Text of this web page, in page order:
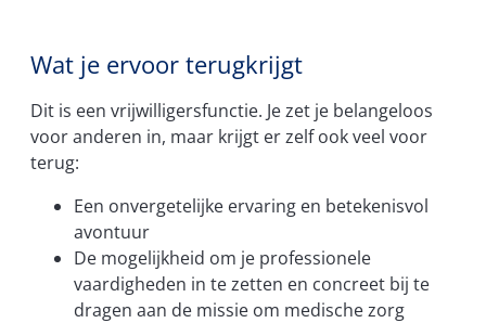
Wat je ervoor terugkrijgt
Dit is een vrijwilligersfunctie. Je zet je belangeloos
voor anderen in, maar krijgt er zelf ook veel voor
terug:
Een onvergetelijke ervaring en betekenisvol
avontuur
De mogelijkheid om je professionele
vaardigheden in te zetten en concreet bij te
dragen aan de missie om medische zorg